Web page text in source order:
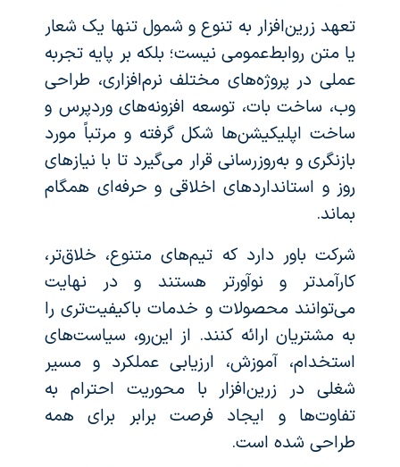
تعهد زرین‌افزار به تنوع و شمول تنها یک شعار
یا متن روابط‌عمومی نیست؛ بلکه بر پایه تجربه
عملی در پروژه‌های مختلف نرم‌افزاری، طراحی
وب، ساخت بات، توسعه افزونه‌های وردپرس و
ساخت اپلیکیشن‌ها شکل گرفته و مرتباً مورد
بازنگری و به‌روزرسانی قرار می‌گیرد تا با نیازهای
روز و استانداردهای اخلاقی و حرفه‌ای همگام
بماند.
شرکت باور دارد که تیم‌های متنوع، خلاق‌تر،
کارآمدتر و نوآورتر هستند و در نهایت
می‌توانند محصولات و خدمات باکیفیت‌تری را
به مشتریان ارائه کنند. از این‌رو، سیاست‌های
استخدام، آموزش، ارزیابی عملکرد و مسیر
شغلی در زرین‌افزار با محوریت احترام به
تفاوت‌ها و ایجاد فرصت برابر برای همه
طراحی شده است.